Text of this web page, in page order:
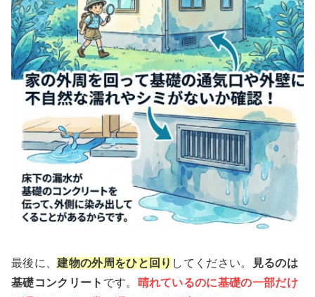
最後に、建物の外周をひと回り してください。
見るのは
基礎コンクリート です。 晴れているのに基礎の一部だけ